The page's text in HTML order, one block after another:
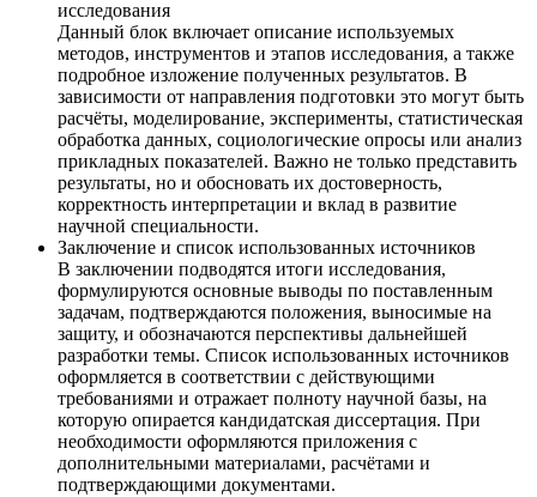
исследования
Данный блок включает описание используемых
методов, инструментов и этапов исследования, а также
подробное изложение полученных результатов. В
зависимости от направления подготовки это могут быть
расчёты, моделирование, эксперименты, статистическая
обработка данных, социологические опросы или анализ
прикладных показателей. Важно не только представить
результаты, но и обосновать их достоверность,
корректность интерпретации и вклад в развитие
научной специальности.
Заключение и список использованных источников
В заключении подводятся итоги исследования,
формулируются основные выводы по поставленным
задачам, подтверждаются положения, выносимые на
защиту, и обозначаются перспективы дальнейшей
разработки темы. Список использованных источников
оформляется в соответствии с действующими
требованиями и отражает полноту научной базы, на
которую опирается кандидатская диссертация. При
необходимости оформляются приложения с
дополнительными материалами, расчётами и
подтверждающими документами.